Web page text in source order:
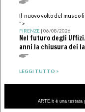
Il nuovo volto del museo
">
FIRENZE| 06/08/2026
Nel futuro degli
anni la chiusura dei
LEGGI TUTTO >
ARTE.it è una testata